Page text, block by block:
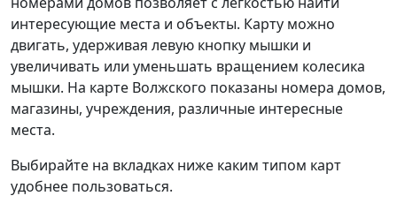
интересующие места и объекты. Карту можно
двигать, удерживая левую кнопку мышки и
увеличивать или уменьшать вращением колесика
мышки. На карте Волжского показаны номера домов,
магазины, учреждения, различные интересные
места.
Выбирайте на вкладках ниже каким типом карт
удобнее пользоваться.